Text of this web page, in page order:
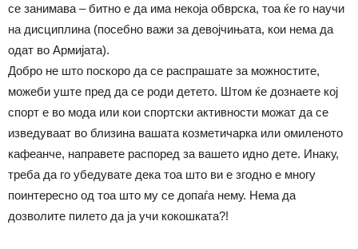
се занимава – битно е да има некоја обврска, тоа ќе го научи
на дисциплина (посебно важи за девојчињата, кои нема да
одат во Армијата).
Добро не што поскоро да се распрашате за можностите,
можеби уште пред да се роди детето. Штом ќе дознаете кој
спорт е во мода или кои спортски активности можат да се
изведуваат во близина вашата козметичарка или омиленото
кафеанче, направете распоред за вашето идно дете. Инаку,
треба да го убедувате дека тоа што ви е згодно е многу
поинтересно од тоа што му се допаѓа нему. Нема да
дозволите пилето да ја учи кокошката?!